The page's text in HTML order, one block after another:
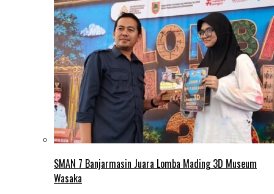
SMAN 7 Banjarmasin Juara Lomba Mading 3D Museum
Wasaka